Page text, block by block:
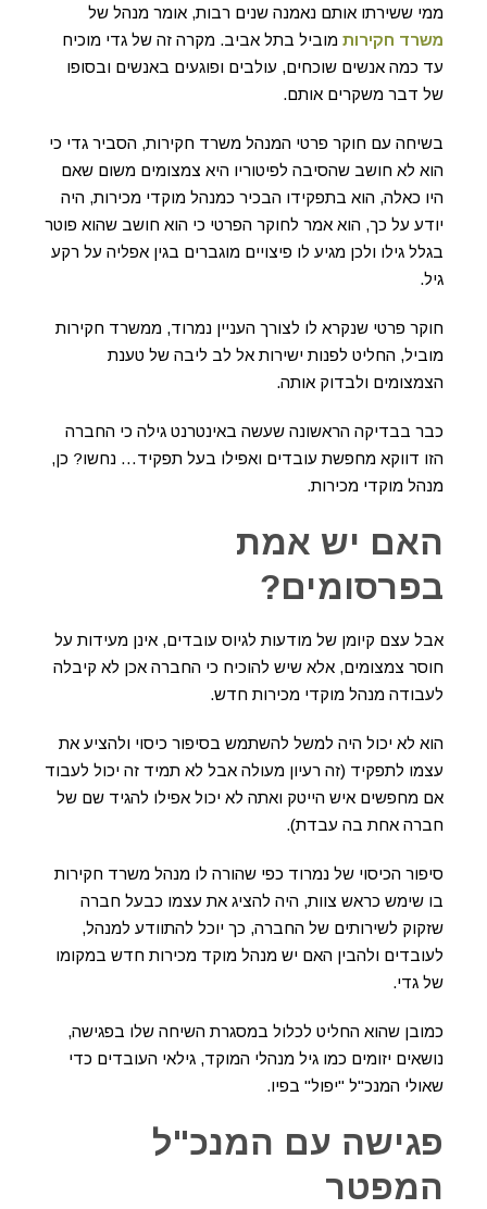
ממי ששירתו אותם נאמנה שנים רבות, אומר מנהל של
משרד חקירות מוביל בתל אביב. מקרה זה של גדי מוכיח
עד כמה אנשים שוכחים, עולבים ופוגעים באנשים ובסופו
של דבר משקרים אותם.
בשיחה עם חוקר פרטי המנהל משרד חקירות, הסביר גדי כי
הוא לא חושב שהסיבה לפיטוריו היא צמצומים משום שאם
היו כאלה, הוא בתפקידו הבכיר כמנהל מוקדי מכירות, היה
יודע על כך, הוא אמר לחוקר הפרטי כי הוא חושב שהוא פוטר
בגלל גילו ולכן מגיע לו פיצויים מוגברים בגין אפליה על רקע
גיל.
חוקר פרטי שנקרא לו לצורך העניין נמרוד, ממשרד חקירות
מוביל, החליט לפנות ישירות אל לב ליבה של טענת
הצמצומים ולבדוק אותה.
כבר בבדיקה הראשונה שעשה באינטרנט גילה כי החברה
הזו דווקא מחפשת עובדים ואפילו בעל תפקיד… נחשו? כן,
מנהל מוקדי מכירות.
האם יש אמת
בפרסומים?
אבל עצם קיומן של מודעות לגיוס עובדים, אינן מעידות על
חוסר צמצומים, אלא שיש להוכיח כי החברה אכן לא קיבלה
לעבודה מנהל מוקדי מכירות חדש.
הוא לא יכול היה למשל להשתמש בסיפור כיסוי ולהציע את
עצמו לתפקיד (זה רעיון מעולה אבל לא תמיד זה יכול לעבוד
אם מחפשים איש הייטק ואתה לא יכול אפילו להגיד שם של
חברה אחת בה עבדת).
סיפור הכיסוי של נמרוד כפי שהורה לו מנהל משרד חקירות
בו שימש כראש צוות, היה להציג את עצמו כבעל חברה
שזקוק לשירותים של החברה, כך יוכל להתוודע למנהל,
לעובדים ולהבין האם יש מנהל מוקד מכירות חדש במקומו
של גדי.
כמובן שהוא החליט לכלול במסגרת השיחה שלו בפגישה,
נושאים יזומים כמו גיל מנהלי המוקד, גילאי העובדים כדי
שאולי המנכ"ל "יפול" בפיו.
פגישה עם המנכ"ל
המפטר